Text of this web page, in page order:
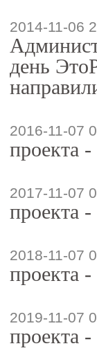
2014-11-06
день
2016-11-07
проекта
2017-11-07
проекта
2018-11-07
проекта
2019-11-07
проекта